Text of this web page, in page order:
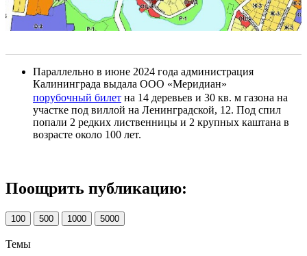
Параллельно в июне 2024 года администрация
Калининграда выдала ООО «Меридиан»
порубочный билет на 14 деревьев и 30 кв. м газона на
участке под виллой на Ленинградской, 12. Под спил
попали 2 редких лиственницы и 2 крупных каштана в
возрасте около 100 лет.
Поощрить публикацию:
100 500 1000 5000
Темы